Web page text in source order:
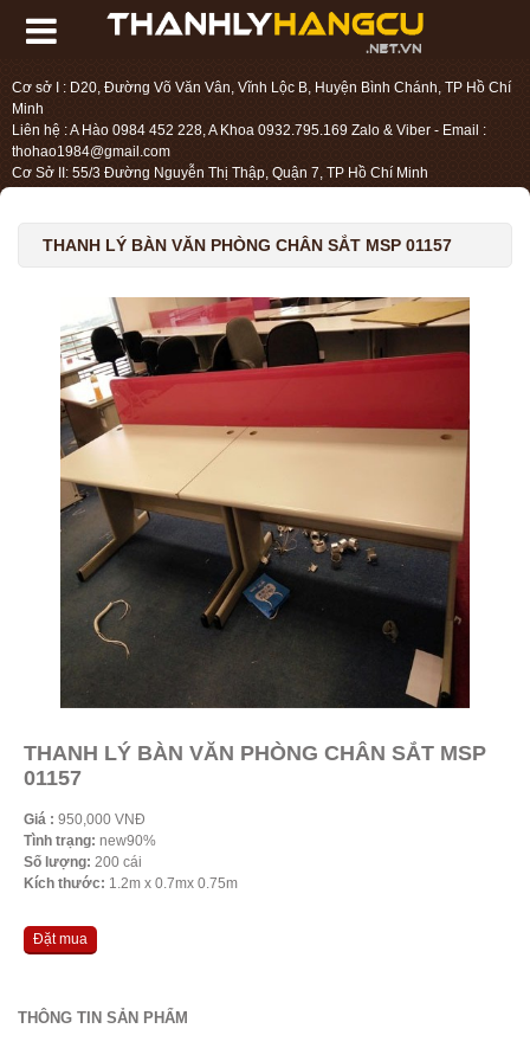
Cơ sở I : D20, Đường Võ Văn Vân, Vĩnh Lộc B, Huyện Bình Chánh, TP Hồ Chí
Minh
Liên hệ : A Hào 0984 452 228, A Khoa 0932.795.169 Zalo & Viber - Email :
thohao1984@gmail.com
Cơ Sở II: 55/3 Đường Nguyễn Thị Thập, Quận 7, TP Hồ Chí Minh
THANH LÝ BÀN VĂN PHÒNG CHÂN SẮT MSP 01157
THANH LÝ BÀN VĂN PHÒNG CHÂN SẮT MSP
01157
Giá : 950,000 VNĐ
Tình trạng: new90%
Số lượng: 200 cái
Kích thước: 1.2m x 0.7mx 0.75m
Đặt mua
THÔNG TIN SẢN PHẨM